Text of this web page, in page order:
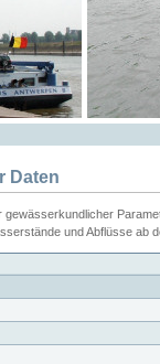
Daten
und Abflüsse ab